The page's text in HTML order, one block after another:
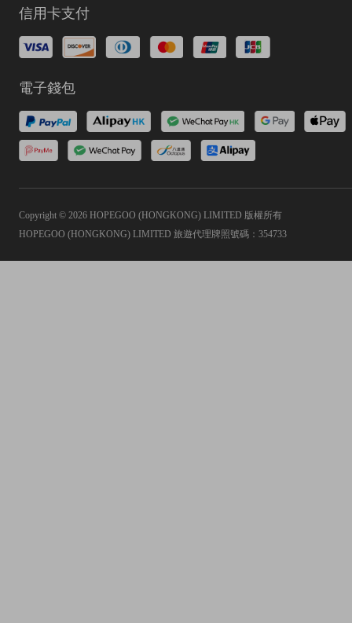
信用卡支付
電子錢包
Copyright © 2026 HOPEGOO (HONGKONG) LIMITED 版權所有
HOPEGOO (HONGKONG) LIMITED 旅遊代理牌照號碼：354733